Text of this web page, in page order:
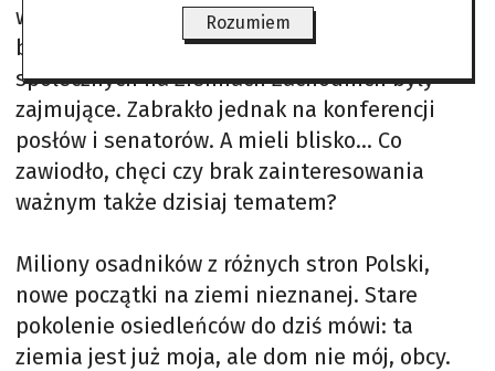
współczesnych historyków, dziennikarzy i
badaczy o przemianach politycznych i
społecznych na Ziemiach Zachodnich były
zajmujące. Zabrakło jednak na konferencji
posłów i senatorów. A mieli blisko… Co
zawiodło, chęci czy brak zainteresowania
ważnym także dzisiaj tematem?
Miliony osadników z różnych stron Polski,
nowe początki na ziemi nieznanej. Stare
pokolenie osiedleńców do dziś mówi: ta
ziemia jest już moja, ale dom nie mój, obcy.
Rozumiem